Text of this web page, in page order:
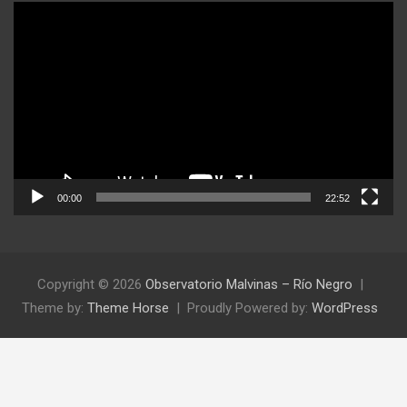
00:00 22:52
Copyright © 2026 Observatorio Malvinas – Río Negro
Theme by: Theme Horse Proudly Powered by: WordPress